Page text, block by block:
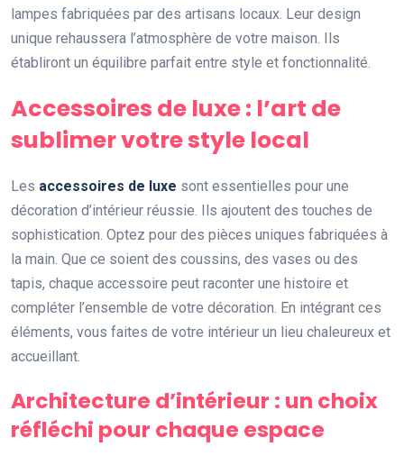
lampes fabriquées par des artisans locaux. Leur design
unique rehaussera l’atmosphère de votre maison. Ils
établiront un équilibre parfait entre style et fonctionnalité.
Accessoires de luxe : l’art de
sublimer votre style local
Les accessoires de luxe sont essentielles pour une
décoration d’intérieur réussie. Ils ajoutent des touches de
sophistication. Optez pour des pièces uniques fabriquées à
la main. Que ce soient des coussins, des vases ou des
tapis, chaque accessoire peut raconter une histoire et
compléter l’ensemble de votre décoration. En intégrant ces
éléments, vous faites de votre intérieur un lieu chaleureux et
accueillant.
Architecture d’intérieur : un choix
réfléchi pour chaque espace